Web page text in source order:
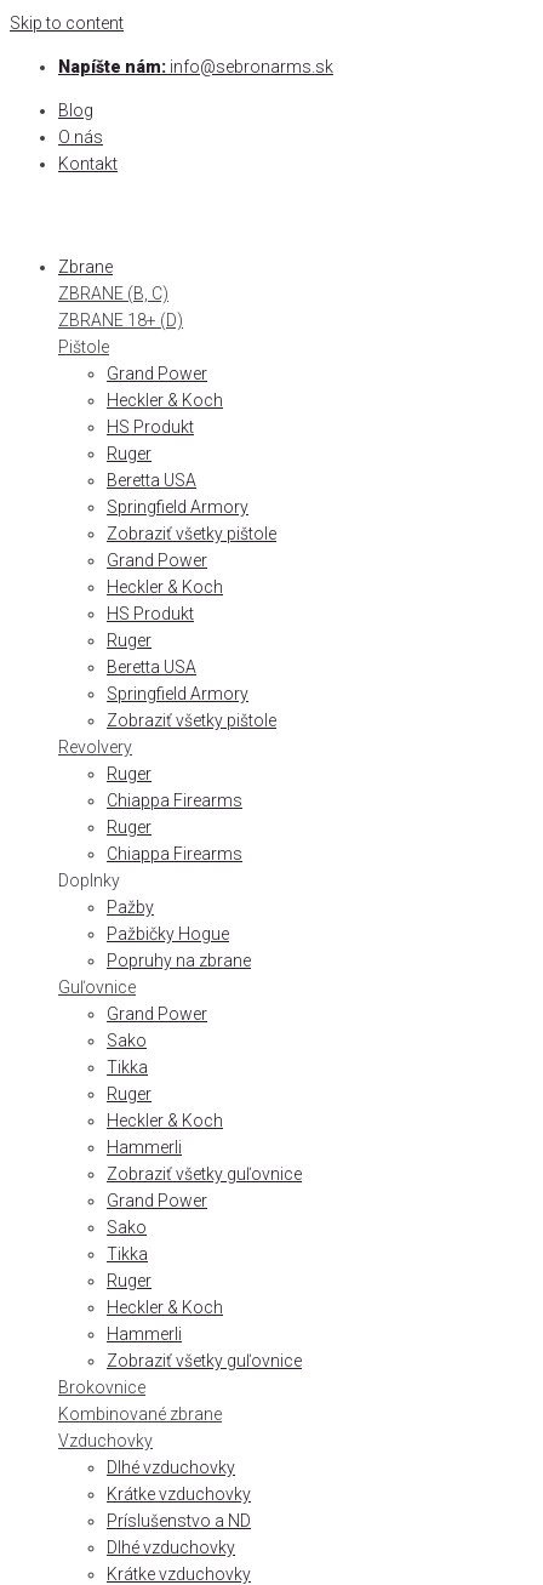
Skip to content
Napíšte nám: info@sebronarms.sk
Blog
O nás
Kontakt
Zbrane
ZBRANE (B, C)
ZBRANE 18+ (D)
Pištole
Grand Power
Heckler & Koch
HS Produkt
Ruger
Beretta USA
Springfield Armory
Zobraziť všetky pištole
Grand Power
Heckler & Koch
HS Produkt
Ruger
Beretta USA
Springfield Armory
Zobraziť všetky pištole
Revolvery
Ruger
Chiappa Firearms
Ruger
Chiappa Firearms
Doplnky
Pažby
Pažbičky Hogue
Popruhy na zbrane
Guľovnice
Grand Power
Sako
Tikka
Ruger
Heckler & Koch
Hammerli
Zobraziť všetky guľovnice
Grand Power
Sako
Tikka
Ruger
Heckler & Koch
Hammerli
Zobraziť všetky guľovnice
Brokovnice
Kombinované zbrane
Vzduchovky
Dlhé vzduchovky
Krátke vzduchovky
Príslušenstvo a ND
Dlhé vzduchovky
Krátke vzduchovky